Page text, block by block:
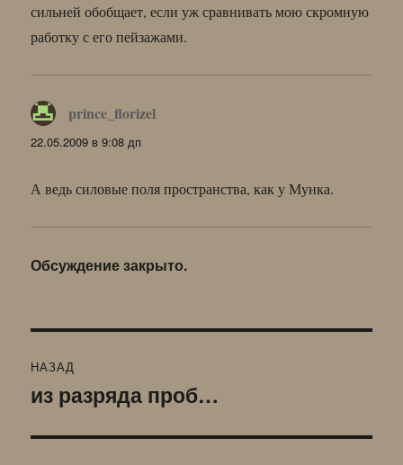
сильней обобщает, если уж сравнивать мою скромную
работку с его пейзажами.
prince_florizel
22.05.2009 в 9:08 дп
А ведь силовые поля пространства, как у Мунка.
Обсуждение закрыто.
по
НАЗАД
Предыдущая
из разряда проб…